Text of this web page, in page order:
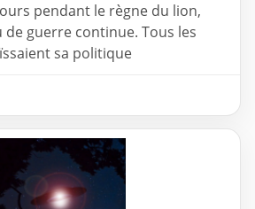
pendant le règne du lion,
de guerre continue. Tous les
sa politique